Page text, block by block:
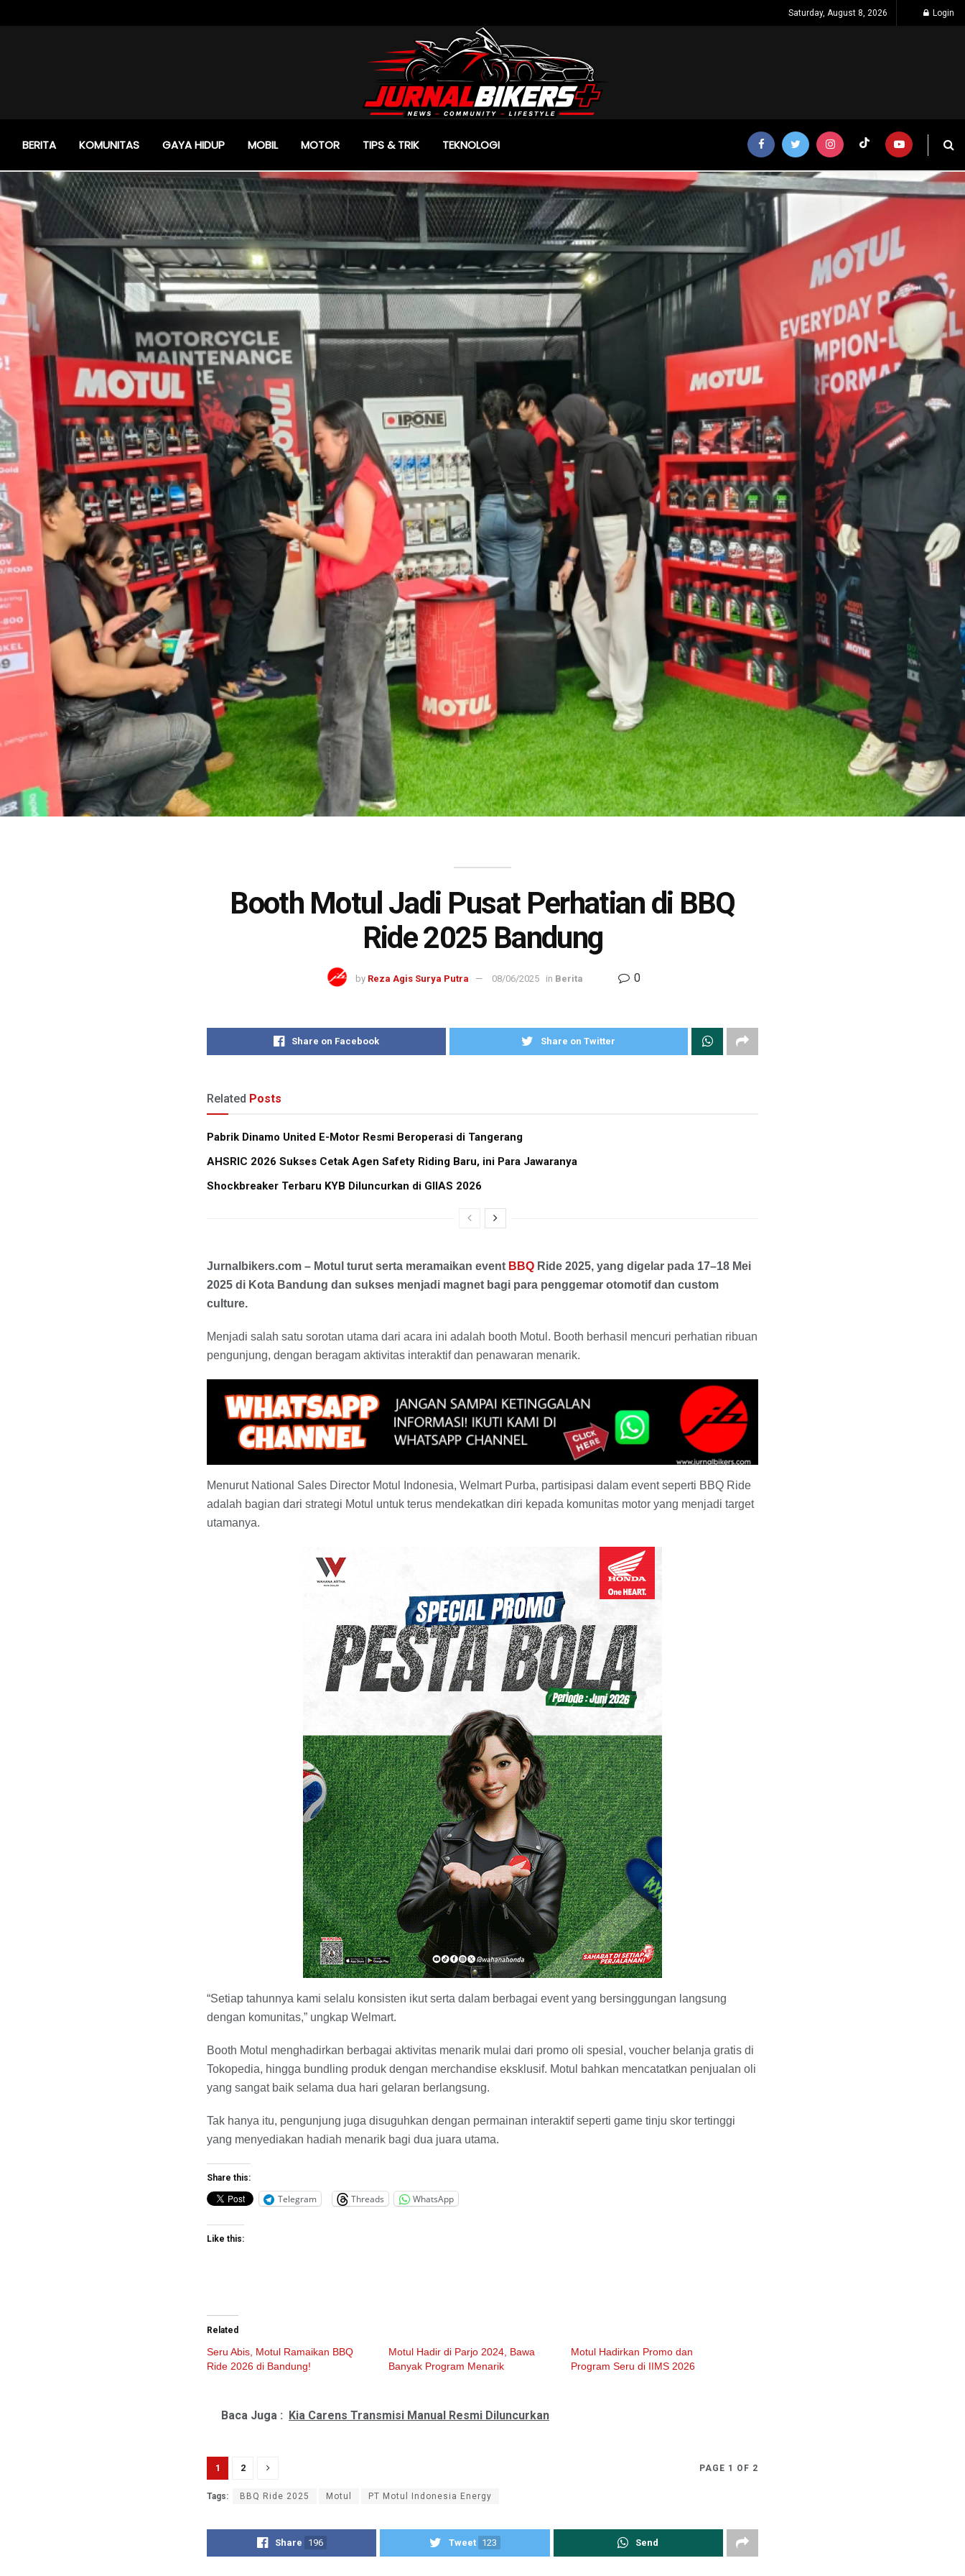
Saturday, August 8, 2026 Login
BERITA KOMUNITAS GAYA HIDUP MOBIL MOTOR TIPS & TRIK TEKNOLOGI
Booth Motul Jadi Pusat Perhatian di BBQ
Ride 2025 Bandung
by Reza Agis Surya Putra 08/06/2025 in Berita 0
Share on Facebook Share on Twitter
Related Posts
Pabrik Dinamo United E-Motor Resmi Beroperasi di Tangerang
AHSRIC 2026 Sukses Cetak Agen Safety Riding Baru, ini Para Jawaranya
Shockbreaker Terbaru KYB Diluncurkan di GIIAS 2026
Jurnalbikers.com – Motul turut serta meramaikan event BBQ Ride 2025, yang digelar pada 17–18 Mei
2025 di Kota Bandung dan sukses menjadi magnet bagi para penggemar otomotif dan custom
culture.
Menjadi salah satu sorotan utama dari acara ini adalah booth Motul. Booth berhasil mencuri perhatian ribuan
pengunjung, dengan beragam aktivitas interaktif dan penawaran menarik.
Menurut National Sales Director Motul Indonesia, Welmart Purba, partisipasi dalam event seperti BBQ Ride
adalah bagian dari strategi Motul untuk terus mendekatkan diri kepada komunitas motor yang menjadi target
utamanya.
“Setiap tahunnya kami selalu konsisten ikut serta dalam berbagai event yang bersinggungan langsung
dengan komunitas,” ungkap Welmart.
Booth Motul menghadirkan berbagai aktivitas menarik mulai dari promo oli spesial, voucher belanja gratis di
Tokopedia, hingga bundling produk dengan merchandise eksklusif. Motul bahkan mencatatkan penjualan oli
yang sangat baik selama dua hari gelaran berlangsung.
Tak hanya itu, pengunjung juga disuguhkan dengan permainan interaktif seperti game tinju skor tertinggi
yang menyediakan hadiah menarik bagi dua juara utama.
Share this:
Telegram Threads WhatsApp
Like this:
Related
Seru Abis, Motul Ramaikan BBQ
Ride 2026 di Bandung!
Motul Hadir di Parjo 2024, Bawa
Banyak Program Menarik
Motul Hadirkan Promo dan
Program Seru di IIMS 2026
Baca Juga : Kia Carens Transmisi Manual Resmi Diluncurkan
PAGE 1 OF 2
1 2
Tags: BBQ Ride 2025 Motul PT Motul Indonesia Energy
Share 196 Tweet 123 Send